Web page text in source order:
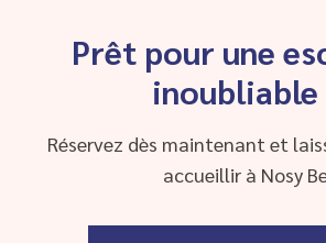
Prêt pour une
inoubliable
Réservez dès maintenant et
accueillir à Nosy